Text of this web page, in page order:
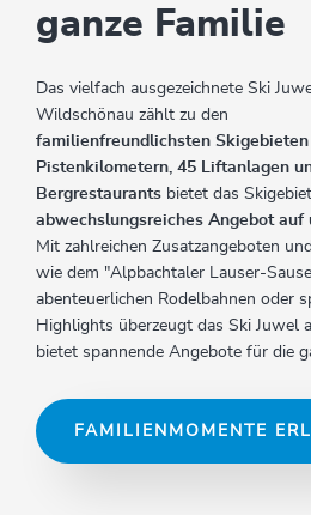
ganze Familie
Das vielfach ausgezeichnete Ski
Wildschönau zählt zu den
familienfreundlichsten Skigebieten
Pistenkilometern, 45 Liftanlagen
Bergrestaurants bietet das
abwechslungsreiches Angebot auf
Mit zahlreichen Zusatzangeboten
wie dem "Alpbachtaler Lauser-
abenteuerlichen Rodelbahnen oder
Highlights überzeugt das Ski Juwel
bietet spannende Angebote für die
FAMILIENMOMENTE